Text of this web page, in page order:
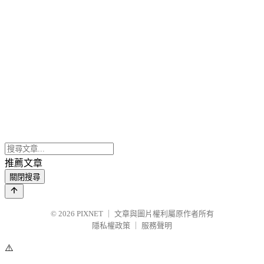
推薦文章
關閉搜尋
© 2026 PIXNET
文章與圖片權利屬原作者所有
隱私權政策
服務聲明
⚠️